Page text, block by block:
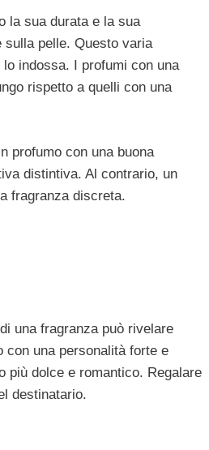
la sua durata e la sua
sulla pelle. Questo varia
indossa. I profumi con una
rispetto a quelli con una
profumo con una buona
distintiva. Al contrario, un
fragranza discreta.
una fragranza può rivelare
con una personalità forte e
più dolce e romantico. Regalare
destinatario.